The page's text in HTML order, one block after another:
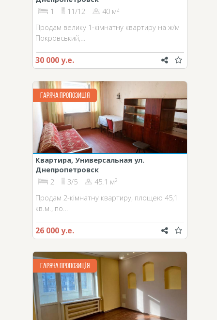
1
11/12 40 м2
Продам велику 1-кімнатну квартиру на ж/м
Покровський,…
30 000 у.е.
ГАРЯЧА ПРОПОЗИЦІЯ
Квартира, Универсальная ул.
Днепропетровск
2
3/5 45.1 м2
Продам 2-кімнатну квартиру, площею 45,1
кв.м., по…
26 000 у.е.
ГАРЯЧА ПРОПОЗИЦІЯ